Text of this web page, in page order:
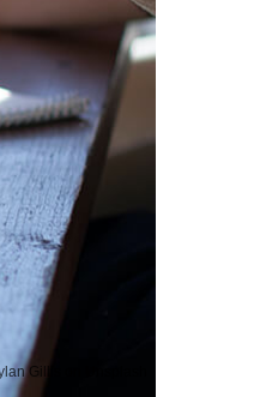
Gillis on Unsplash